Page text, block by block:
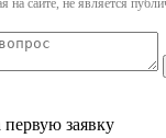
сайте, не является
первую заявку